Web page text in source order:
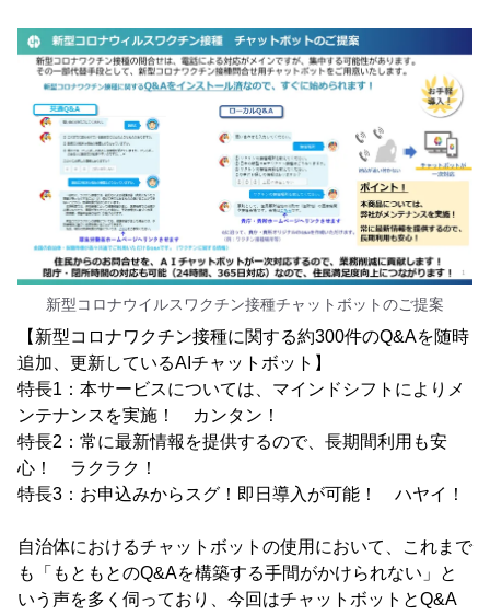
新型コロナウイルスワクチン接種チャットボットのご提案
【新型コロナワクチン接種に関する約300件のQ&Aを随時
追加、更新しているAIチャットボット】
特長1：本サービスについては、マインドシフトによりメ
ンテナンスを実施！ カンタン！
特長2：常に最新情報を提供するので、長期間利用も安
心！ ラクラク！
特長3：お申込みからスグ！即日導入が可能！ ハヤイ！
自治体におけるチャットボットの使用において、これまで
も「もともとのQ&Aを構築する手間がかけられない」と
いう声を多く伺っており、今回はチャットボットとQ&A